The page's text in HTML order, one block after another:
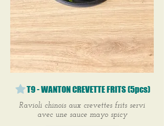
T9 - WANTON CREVETTE FRITS (5pcs)
Ravioli chinois aux crevettes frits servi
avec une sauce mayo spicy